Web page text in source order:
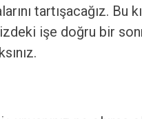
tartışacağız.
işe doğru bir